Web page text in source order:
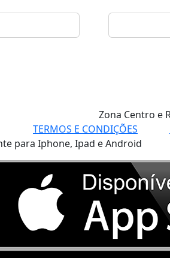
Zona Centro e
TERMOS E CONDIÇÕES
para Iphone, Ipad e Android